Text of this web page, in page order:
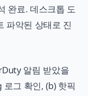
완료. 데스크톱 도
파악된 상태로 진
알림 받았을
로그 확인, (b) 핫픽